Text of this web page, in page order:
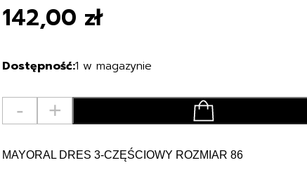
142,00 zł
1 w magazynie
-
MAYORAL
DRES
+
MAYORAL DRES 3-CZĘŚCIOWY ROZMIAR 86